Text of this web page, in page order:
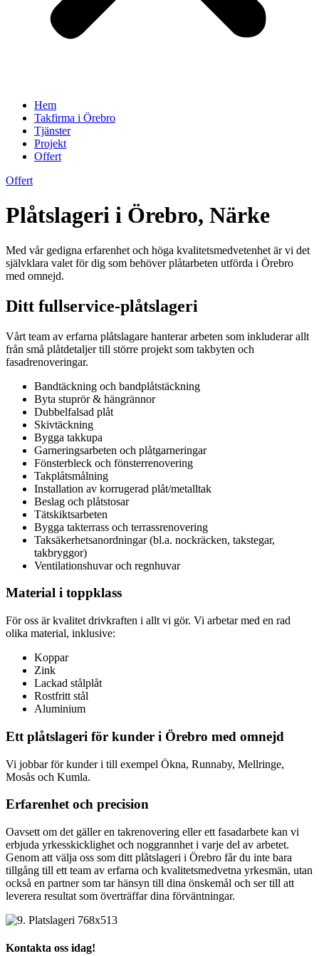
Hem
Takfirma i Örebro
Tjänster
Projekt
Offert
Offert
Plåtslageri i Örebro, Närke
Med vår gedigna erfarenhet och höga kvalitetsmedvetenhet är vi det
självklara valet för dig som behöver plåtarbeten utförda i Örebro
med omnejd.
Ditt fullservice-plåtslageri
Vårt team av erfarna plåtslagare hanterar arbeten som inkluderar allt
från små plåtdetaljer till större projekt som takbyten och
fasadrenoveringar.
Bandtäckning och bandplåtstäckning
Byta stuprör & hängrännor
Dubbelfalsad plåt
Skivtäckning
Bygga takkupa
Garneringsarbeten och plåtgarneringar
Fönsterbleck och fönsterrenovering
Takplåtsmålning
Installation av korrugerad plåt/metalltak
Beslag och plåtstosar
Tätskiktsarbeten
Bygga takterrass och terrassrenovering
Taksäkerhetsanordningar (bl.a. nockräcken, takstegar,
takbryggor)
Ventilationshuvar och regnhuvar
Material i toppklass
För oss är kvalitet drivkraften i allt vi gör. Vi arbetar med en rad
olika material, inklusive:
Koppar
Zink
Lackad stålplåt
Rostfritt stål
Aluminium
Ett plåtslageri för kunder i Örebro med omnejd
Vi jobbar för kunder i till exempel Ökna, Runnaby, Mellringe,
Mosås och Kumla.
Erfarenhet och precision
Oavsett om det gäller en takrenovering eller ett fasadarbete kan vi
erbjuda yrkesskicklighet och noggrannhet i varje del av arbetet.
Genom att välja oss som ditt plåtslageri i Örebro får du inte bara
tillgång till ett team av erfarna och kvalitetsmedvetna yrkesmän, utan
också en partner som tar hänsyn till dina önskemål och ser till att
leverera resultat som överträffar dina förväntningar.
Kontakta oss idag!